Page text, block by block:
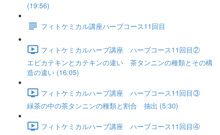
(19:56)
フィトケミカル講座ハーブコース11回目
フィトケミカルハーブ講座 ハーブコース11回目②
エピカテキンとカテキンの違い 茶タンニンの種類とその構
造の違い (16:05)
フィトケミカルハーブ講座 ハーブコース11回目③
緑茶の中の茶タンニンの種類と割合 抽出 (5:30)
フィトケミカルハーブ講座 ハーブコース11回目④